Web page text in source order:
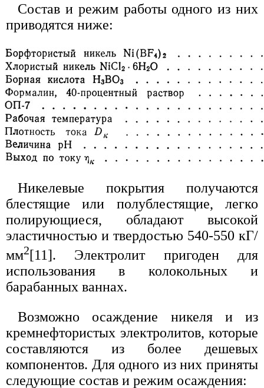
Состав и режим работы одного из них
приводятся ниже:
Никелевые покрытия получаются
блестящие или полублестящие, легко
полирующиеся, обладают высокой
эластичностью и твердостью 540-550 кГ/
мм2[11]. Электролит пригоден для
использования в колокольных и
барабанных ваннах.
Возможно осаждение никеля и из
кремнефтористых электролитов, которые
составляются из более дешевых
компонентов. Для одного из них приняты
следующие состав и режим осаждения: